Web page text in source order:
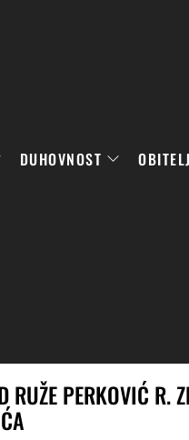
DUHOVNOST OBITELJ
RUŽE PERKOVIĆ R.